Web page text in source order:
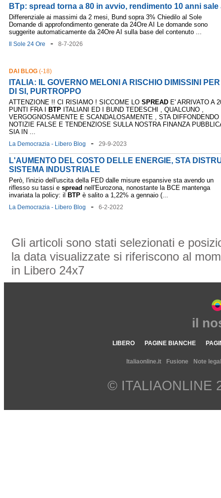
BTp: spread torna a 80 in avvio, rendimento 10 anni sale
Differenziale ai massimi da 2 mesi, Bund sopra 3% Chiedilo al Sole
Domande di approfondimento generate da 24Ore AI Le domande sono
suggerite automaticamente da 24Ore AI sulla base del contenuto ...
Il Sole 24 Ore - 8-7-2026
DAI BLOG (-18)
ITALIA: IL GOVERNO MELONI A RISCHIO DIMISSINI
DI SI, PURTROPPO
ATTENZIONE !! CI RISIAMO ! SICCOME LO SPREAD E' ARRIVATO A
PUNTI FRA I
BTP ITALIANI ED I BUND TEDESCHI , QUALCUNO ,
VERGOGNOSAMENTE E SCANDALOSAMENTE , STA DIFFONDENDO
NOTIZIE FALSE E TENDENZIOSE SULLA NOSTRA FINANZA
SIA IN ...
La Democrazia - Libero Blog - 29-9-2023
L'AUMENTO DEL COSTO DELLE ENERGIE, STA
SISTEMA INDUSTRIALE
Però, l'inizio dell'uscita della FED dalle misure espansive sta avendo un
riflesso su tassi e spread nell'Eurozona, nonostante la BCE mantenga
invariata la policy: il
BTP è salito a 1,22% a gennaio (...
La Democrazia - Libero Blog - 6-2-2022
Gli articoli sono stati selezionati e
la data visualizzate si riferiscono al
in Libero 24x7
il
LIBERO PAGINE BIANCHE
Italiaonline.it Fusione Note
© ITALIAONLINE